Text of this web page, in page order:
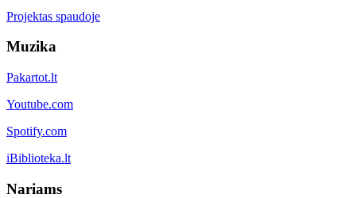
Projektas spaudoje
Muzika
Pakartot.lt
Youtube.com
Spotify.com
iBiblioteka.lt
Nariams